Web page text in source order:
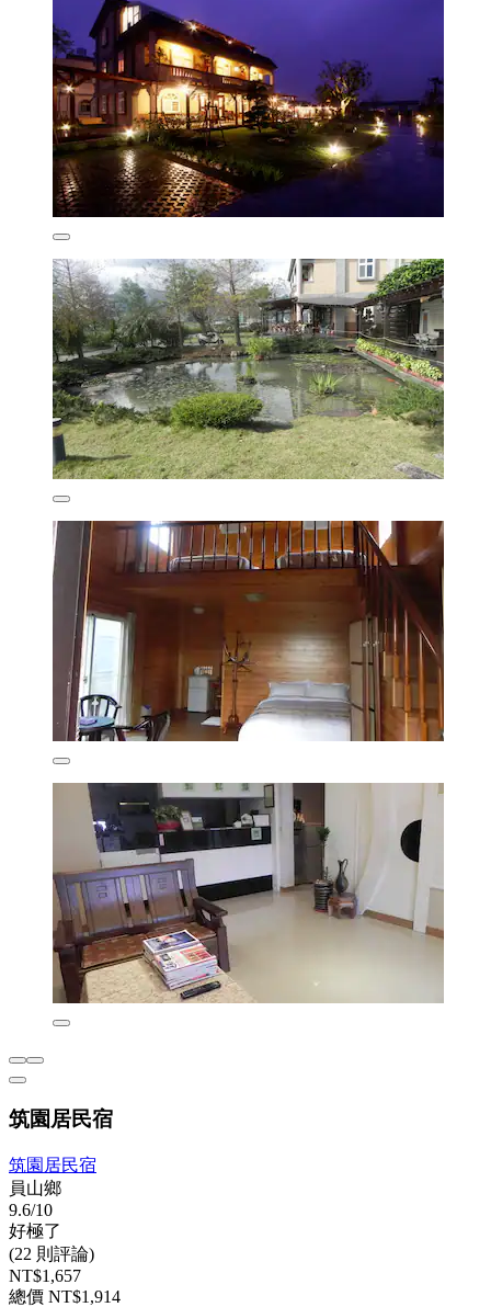
筑園居民宿
筑園居民宿
員山鄉
9.6/10
好極了
(22 則評論)
NT$1,657
總價 NT$1,914